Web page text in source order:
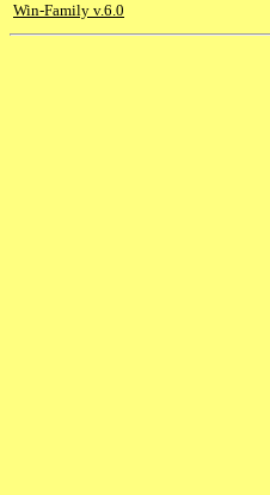
Win-Family v.6.0